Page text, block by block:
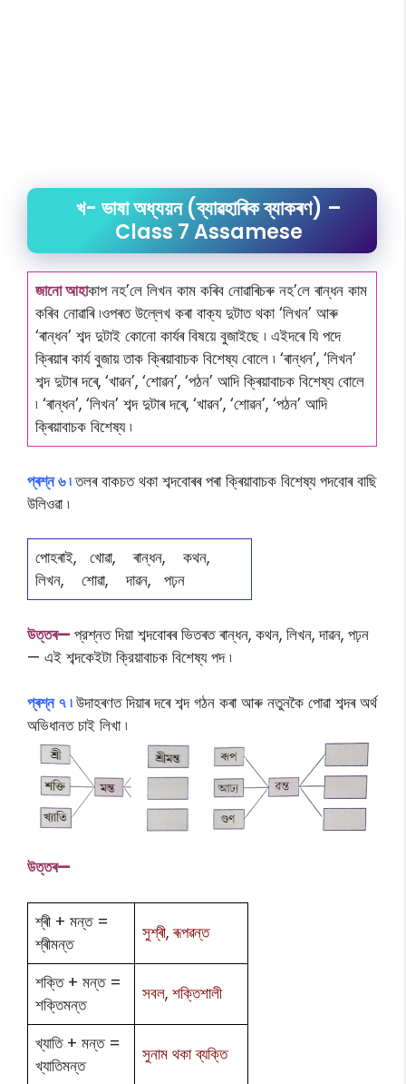
খ- ভাষা অধ্যয়ন (ব্যাৱহাৰিক ব্যাকৰণ) –
Class 7 Assamese
জানো আহাকাপ নহ’লে লিখন কাম কৰিব নোৱাৰিচৰু নহ’লে ৰান্ধন কাম
কৰিব নোৱাৰি ৷ওপৰত উল্লেখ কৰা বাক্য দুটাত থকা ‘লিখন’ আৰু
‘ৰান্ধন’ শব্দ দুটাই কোনো কাৰ্যৰ বিষয়ে বুজাইছে ৷ এইদৰে যি পদে
ক্ৰিয়াৰ কাৰ্য বুজায় তাক ক্ৰিয়াবাচক বিশেষ্য বোলে ৷ ‘ৰান্ধন’, ‘লিখন’
শব্দ দুটাৰ দৰে, ‘খাৱন’, ‘শোৱন’, ‘পঠন’ আদি ক্ৰিয়াবাচক বিশেষ্য বোলে
৷ ‘ৰান্ধন’, ‘লিখন’ শব্দ দুটাৰ দৰে, ‘খাৱন’, ‘শোৱন’, ‘পঠন’ আদি
ক্ৰিয়াবাচক বিশেষ্য ৷
প্ৰশ্ন ৬ ৷তলৰ বাকচত থকা শব্দবোৰৰ পৰা ক্ৰিয়াবাচক বিশেষ্য পদবোৰ বাছি
উলিওৱা ৷
পোহৰাই, খোৱা, ৰান্ধন, কথন,
লিখন, শোৱা, দাৱন, পঢ়ন
উত্তৰ— প্রশ্নত দিয়া শব্দবােৰৰ ভিতৰত ৰান্ধন, কথন, লিখন, দাৱন, পঢ়ন
— এই শব্দকেইটা ক্রিয়াবাচক বিশেষ্য পদ ৷
প্ৰশ্ন ৭ ৷উদাহৰণত দিয়াৰ দৰে শব্দ গঠন কৰা আৰু নতুনকৈ পোৱা শব্দৰ অৰ্থ
অভিধানত চাই লিখা ৷
উত্তৰ—
শ্ৰী + মন্ত =
শ্ৰীমন্ত
সুশ্ৰী, ৰূপৱন্ত
শক্তি + মন্ত =
শক্তিমন্ত
সবল, শক্তিশালী
খ্যাতি + মন্ত =
খ্যাতিমন্ত
সুনাম থকা ব্যক্তি